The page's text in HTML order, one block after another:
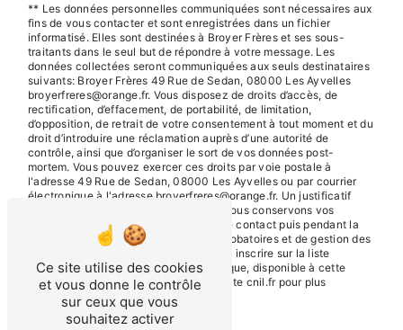
** Les données personnelles communiquées sont nécessaires aux
fins de vous contacter et sont enregistrées dans un fichier
informatisé. Elles sont destinées à Broyer Frères et ses sous-
traitants dans le seul but de répondre à votre message. Les
données collectées seront communiquées aux seuls destinataires
suivants: Broyer Frères 49 Rue de Sedan, 08000 Les Ayvelles
broyerfreres@orange.fr. Vous disposez de droits d’accès, de
rectification, d’effacement, de portabilité, de limitation,
d’opposition, de retrait de votre consentement à tout moment et du
droit d’introduire une réclamation auprès d’une autorité de
contrôle, ainsi que d’organiser le sort de vos données post-
mortem. Vous pouvez exercer ces droits par voie postale à
l'adresse 49 Rue de Sedan, 08000 Les Ayvelles ou par courrier
électronique à l'adresse broyerfreres@orange.fr. Un justificatif
d'identité pourra vous être demandé. Nous conservons vos
données pendant la période de prise de contact puis pendant la
durée de prescription légale aux fins probatoires et de gestion des
contentieux. Vous avez le droit de vous inscrire sur la liste
d'opposition au démarchage téléphonique, disponible à cette
adresse: Bloctel.gouv.fr. Consultez le site cnil.fr pour plus
d’informations sur vos droits.
Ce site utilise des cookies
et vous donne le contrôle
sur ceux que vous
souhaitez activer